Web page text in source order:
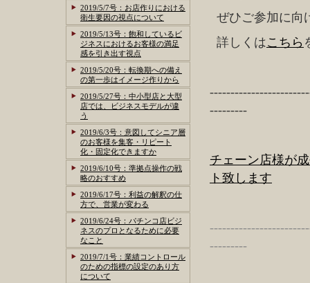
ぜひご参加に向
詳しくはこちら
---------
チェーン店様が
ト致します
---------
2019/5/7号：お店作りにおける
衛生要因の視点について
2019/5/13号：飽和しているビ
ジネスにおけるお客様の満足
感を引き出す視点
2019/5/20号：転換期への備え
の第一歩はイメージ作りから
2019/5/27号：中小型店と大型
店では、ビジネスモデルが違
う
2019/6/3号：意図してシニア層
のお客様を集客・リピート
化・固定化できますか
2019/6/10号：準拠点操作の戦
略のおすすめ
2019/6/17号：利益の解釈の仕
方で、営業が変わる
2019/6/24号：パチンコ店ビジ
ネスのプロとなるために必要
なこと
2019/7/1号：業績コントロール
のための指標の設定のあり方
について